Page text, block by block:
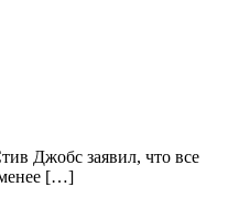
Джобс заявил, что все
[…]